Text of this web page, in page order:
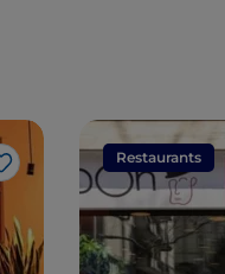
Like
Restaurants